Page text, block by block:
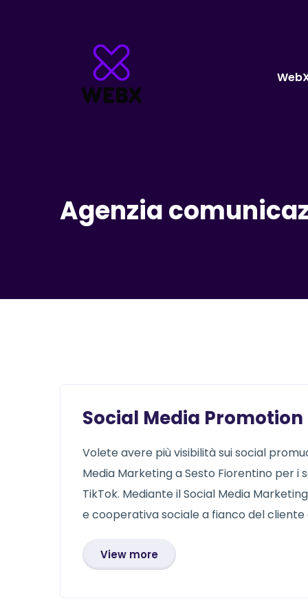
Agenzia
Social Media
Volete avere più visibilità sui social
Media Marketing a Sesto Fiorentino per i
TikTok. Mediante il Social Media
e cooperativa sociale a fianco del
View more